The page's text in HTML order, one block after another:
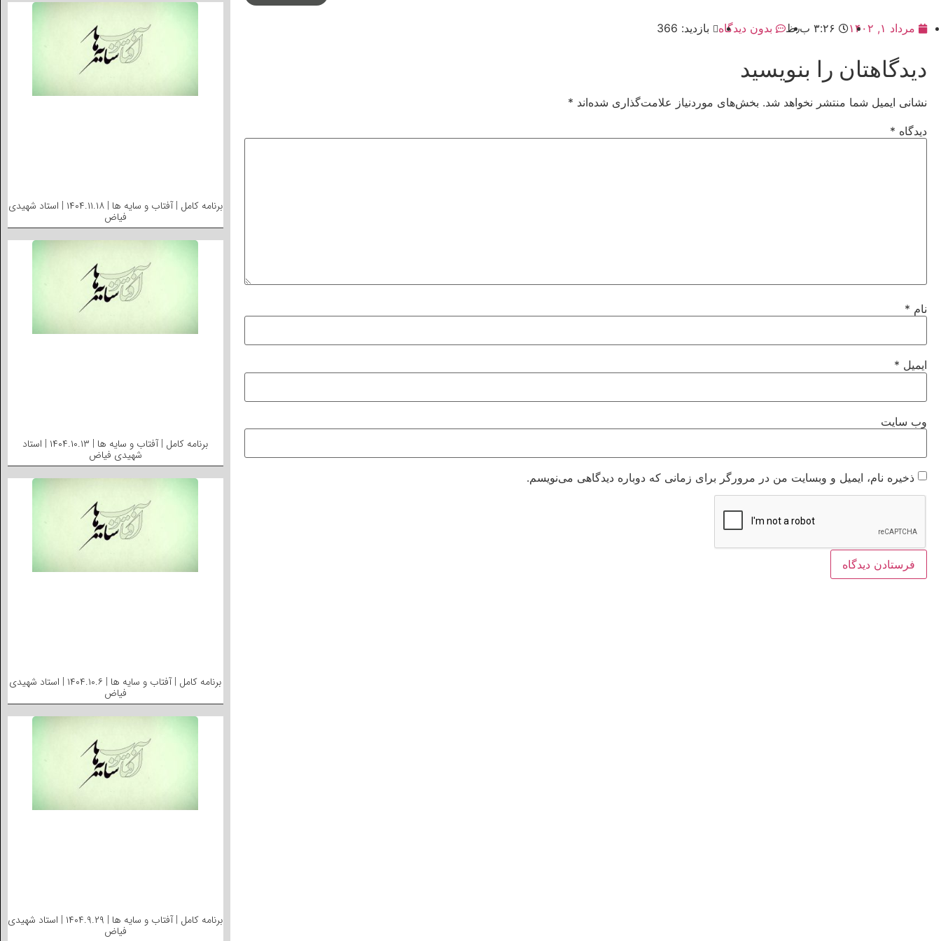
مرداد ۱, ۱۴۰۲ ۳:۲۶ ب٫ظ بدون دیدگاه بازدید: 366
دیدگاهتان را بنویسید
نشانی ایمیل شما منتشر نخواهد شد. بخش‌های موردنیاز علامت‌گذاری شده‌اند *
دیدگاه *
نام *
ایمیل *
وب‌ سایت
ذخیره نام، ایمیل و وبسایت من در مرورگر برای زمانی که دوباره دیدگاهی می‌نویسم.
برنامه کامل | آفتاب و سایه ها | ۱۴۰۴.۱۱.۱۸ | استاد شهیدی
فیاض
برنامه کامل | آفتاب و سایه ها | ۱۴۰۴.۱۰.۱۳ | استاد
شهیدی فیاض
برنامه کامل | آفتاب و سایه ها | ۱۴۰۴.۱۰.۶ | استاد شهیدی
فیاض
برنامه کامل | آفتاب و سایه ها | ۱۴۰۴.۹.۲۹ | استاد شهیدی
فیاض